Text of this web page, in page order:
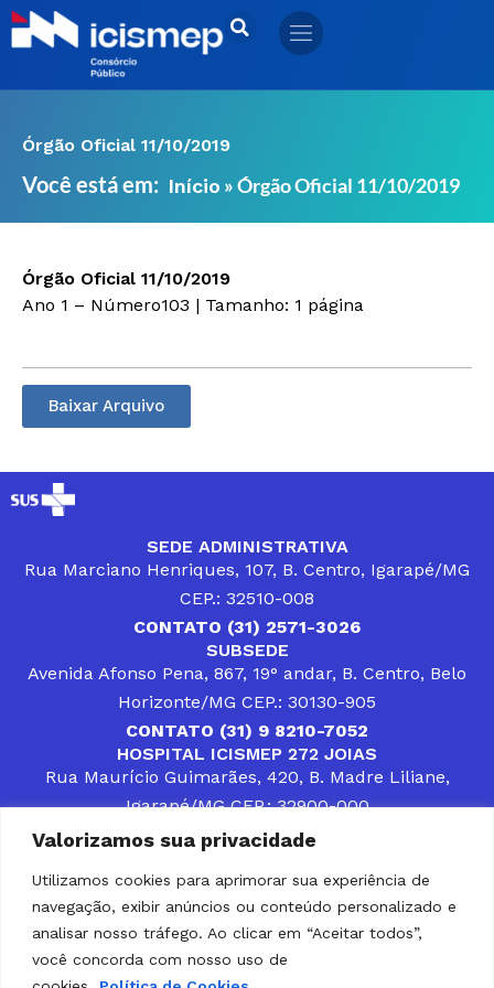
Valorizamos sua privacidade
Utilizamos cookies para aprimorar sua experiência de
navegação, exibir anúncios ou conteúdo personalizado e
analisar nosso tráfego. Ao clicar em “Aceitar todos”,
você concorda com nosso uso de
Ir
para
Órgão Oficial 11/10/2019
Você está em: Início »Órgão Oficial 11/10/2019
Órgão Oficial 11/10/2019
Ano 1 – Número103 | Tamanho: 1 página
Baixar Arquivo
SEDE ADMINISTRATIVA
Rua Marciano Henriques, 107, B. Centro, Igarapé/MG
CEP.: 32510-008
CONTATO (31) 2571-3026
SUBSEDE
Avenida Afonso Pena, 867, 19° andar, B. Centro, Belo
Horizonte/MG CEP.: 30130-905
CONTATO (31) 9 8210-7052
HOSPITAL ICISMEP 272 JOIAS
Rua Maurício Guimarães, 420, B. Madre Liliane,
Igarapé/MG CEP.: 32900-000
CONTATOS (31) 3512-4400 ou (31) 9 8309-8660
DESENVOLVER SOLUÇÕES, AÇÕES E SERVIÇOS
PÚBLICOS QUE COMPLEMENTEM A ASSISTÊNCIA À
POPULAÇÃO DA REGIÃO EM QUE ATUA, SENDO
PARCEIRO DOS MUNICÍPIOS CONSORCIADOS NA
SOLUÇÃO DE DIFICULDADES ENFRENTADAS POR
GESTORES MUNICIPAIS, É O COMPROMISSO DO
ICISMEP.